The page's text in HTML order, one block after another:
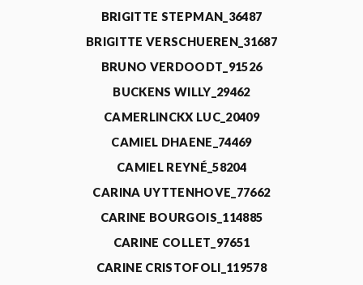
BRIGITTE STEPMAN_36487
BRIGITTE VERSCHUEREN_31687
BRUNO VERDOODT_91526
BUCKENS WILLY_29462
CAMERLINCKX LUC_20409
CAMIEL DHAENE_74469
CAMIEL REYNÉ_58204
CARINA UYTTENHOVE_77662
CARINE BOURGOIS_114885
CARINE COLLET_97651
CARINE CRISTOFOLI_119578